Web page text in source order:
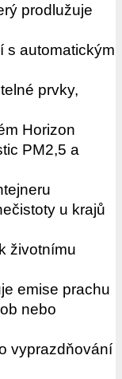
prodlužuje
s automatickým
prvky,
Horizon
PM2,5 a
u krajů
životnímu
emise prachu
nebo
vyprazdňování